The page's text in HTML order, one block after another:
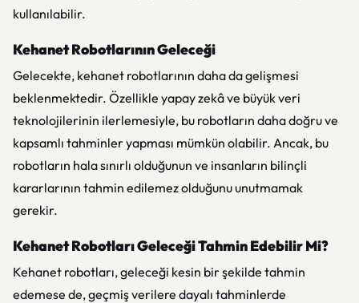
kullanılabilir.
Kehanet Robotlarının Geleceği
Gelecekte, kehanet robotlarının daha da gelişmesi
beklenmektedir. Özellikle yapay zekâ ve büyük veri
teknolojilerinin ilerlemesiyle, bu robotların daha doğru ve
kapsamlı tahminler yapması mümkün olabilir. Ancak, bu
robotların hala sınırlı olduğunun ve insanların bilinçli
kararlarının tahmin edilemez olduğunu unutmamak
gerekir.
Kehanet Robotları Geleceği Tahmin Edebilir Mi?
Kehanet robotları, geleceği kesin bir şekilde tahmin
edemese de, geçmiş verilere dayalı tahminlerde